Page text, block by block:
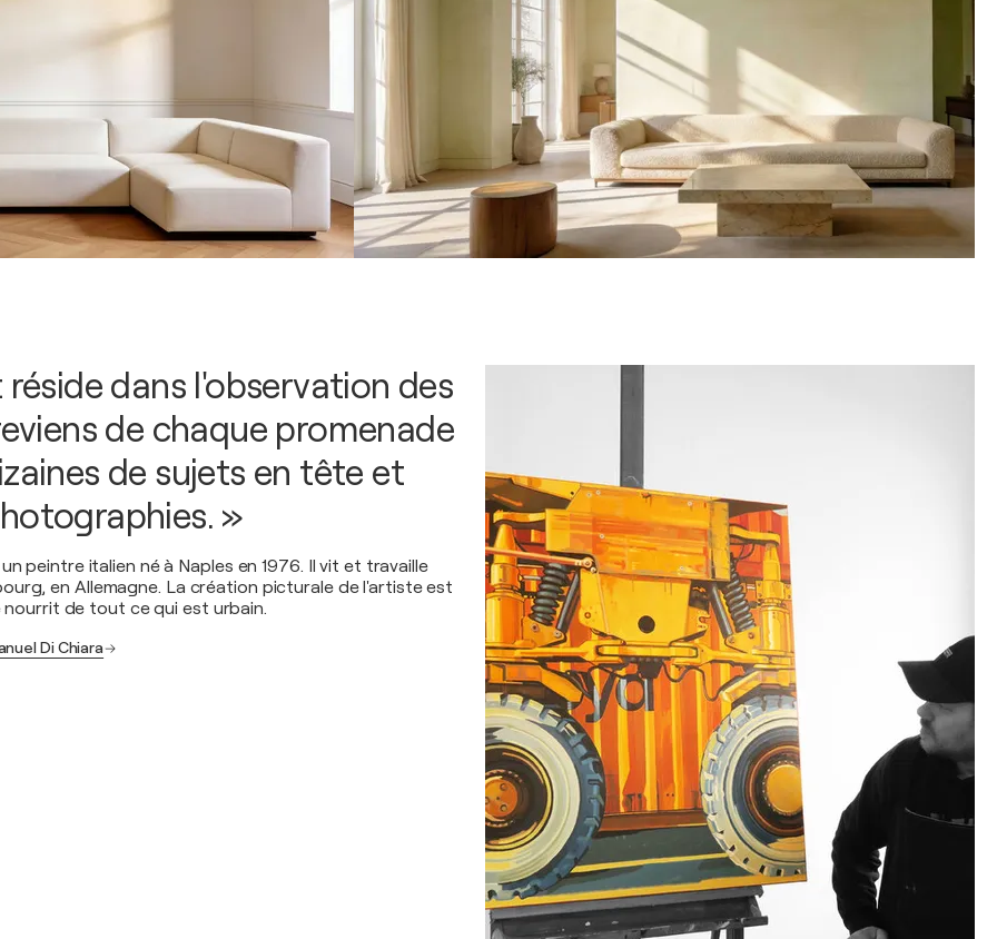
dans l'observation des
de chaque promenade
de sujets en tête et
»
peintre italien né à Naples en 1976. Il vit et travaille
en Allemagne. La création picturale de l'artiste est
nourrit de tout ce qui est urbain.
Di Chiara